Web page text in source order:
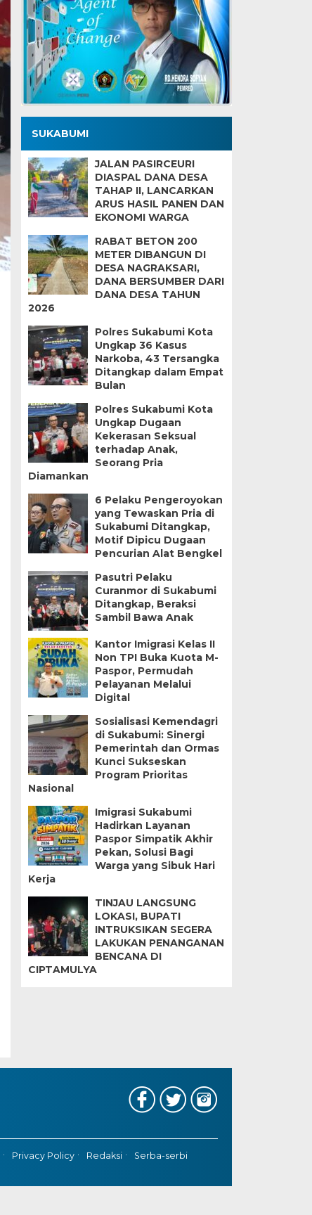
SUKABUMI
JALAN PASIRCEURI
DIASPAL DANA DESA
TAHAP II, LANCARKAN
ARUS HASIL PANEN DAN
EKONOMI WARGA
RABAT BETON 200
METER DIBANGUN DI
DESA NAGRAKSARI,
DANA BERSUMBER DARI
DANA DESA TAHUN
2026
Polres Sukabumi Kota
Ungkap 36 Kasus
Narkoba, 43 Tersangka
Ditangkap dalam Empat
Bulan
Polres Sukabumi Kota
Ungkap Dugaan
Kekerasan Seksual
terhadap Anak,
Seorang Pria
Diamankan
6 Pelaku Pengeroyokan
yang Tewaskan Pria di
Sukabumi Ditangkap,
Motif Dipicu Dugaan
Pencurian Alat Bengkel
Pasutri Pelaku
Curanmor di Sukabumi
Ditangkap, Beraksi
Sambil Bawa Anak
Kantor Imigrasi Kelas II
Non TPI Buka Kuota M-
Paspor, Permudah
Pelayanan Melalui
Digital
Sosialisasi Kemendagri
di Sukabumi: Sinergi
Pemerintah dan Ormas
Kunci Sukseskan
Program Prioritas
Nasional
Imigrasi Sukabumi
Hadirkan Layanan
Paspor Simpatik Akhir
Pekan, Solusi Bagi
Warga yang Sibuk Hari
Kerja
TINJAU LANGSUNG
LOKASI, BUPATI
INTRUKSIKAN SEGERA
LAKUKAN PENANGANAN
BENCANA DI
CIPTAMULYA
Privacy Policy Redaksi
Serba-serbi